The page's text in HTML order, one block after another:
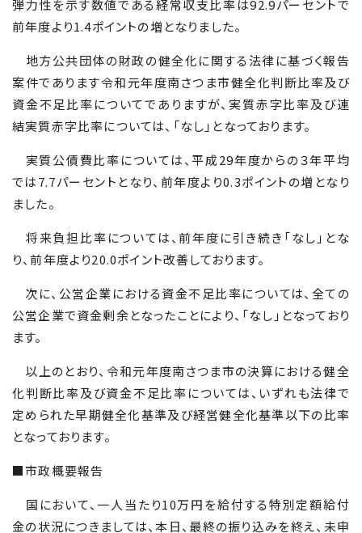
弾力性を示す数値である経常収支比率は92.9パーセントで
前年度より1.4ポイントの増となりました。
地方公共団体の財政の健全化に関する法律に基づく報告
案件であります令和元年度南さつま市健全化判断比率及び
資金不足比率についてでありますが、実質赤字比率及び連
結実質赤字比率については、「なし」となっております。
実質公債費比率については、平成29年度からの３年平均
では7.7パーセントとなり、前年度より0.3ポイントの増となり
ました。
将来負担比率については、前年度に引き続き「なし」とな
り、前年度より20.0ポイント改善しております。
次に、公営企業における資金不足比率については、全ての
公営企業で資金剰余となったことにより、「なし」となっており
ます。
以上のとおり、令和元年度南さつま市の決算における健全
化判断比率及び資金不足比率については、いずれも法律で
定められた早期健全化基準及び経営健全化基準以下の比率
となっております。
■市政概要報告
国において、一人当たり10万円を給付する特別定額給付
金の状況につきましては、本日、最終の振り込みを終え、未申